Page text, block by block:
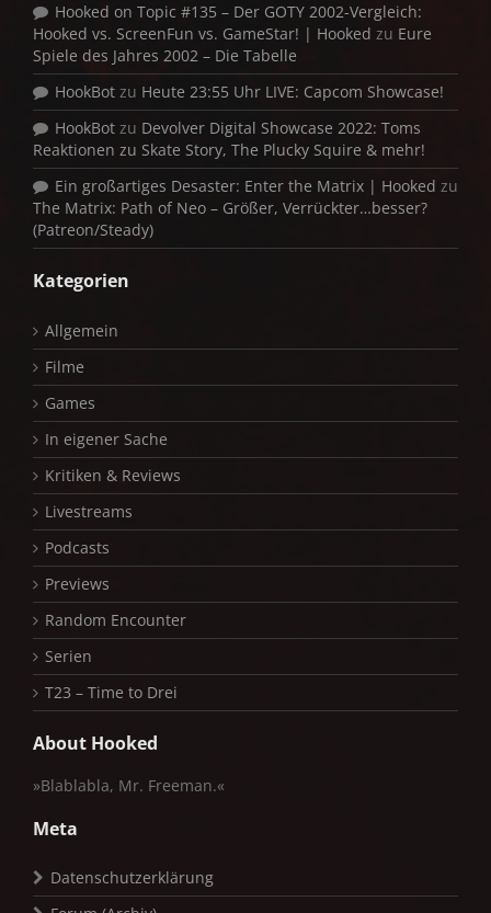
Hooked on Topic #135 – Der GOTY 2002-Vergleich:
Hooked vs. ScreenFun vs. GameStar! | Hooked zu Eure
Spiele des Jahres 2002 – Die Tabelle
HookBot zu Heute 23:55 Uhr LIVE: Capcom Showcase!
HookBot zu Devolver Digital Showcase 2022: Toms
Reaktionen zu Skate Story, The Plucky Squire & mehr!
Ein großartiges Desaster: Enter the Matrix | Hooked zu
The Matrix: Path of Neo – Größer, Verrückter…besser?
(Patreon/Steady)
Kategorien
Allgemein
Filme
Games
In eigener Sache
Kritiken & Reviews
Livestreams
Podcasts
Previews
Random Encounter
Serien
T23 – Time to Drei
About Hooked
»Blablabla, Mr. Freeman.«
Meta
Datenschutzerklärung